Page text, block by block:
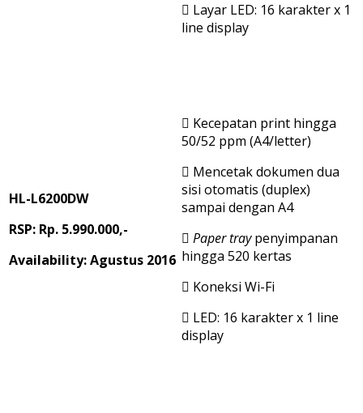
 Layar LED: 16 karakter x 1
line display
HL-L6200DW
RSP: Rp. 5.990.000,-
Availability: Agustus 2016
 Kecepatan print hingga
50/52 ppm (A4/letter)
 Mencetak dokumen dua
sisi otomatis (duplex)
sampai dengan A4
 Paper traypenyimpanan
hingga 520 kertas
 Koneksi Wi-Fi
 LED: 16 karakter x 1 line
display